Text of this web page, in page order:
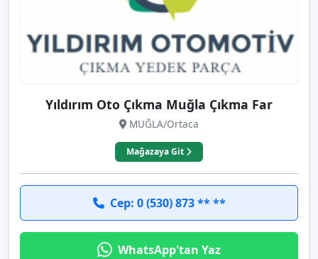
Yıldırım Oto Çıkma Muğla Çıkma Far
MUĞLA/Ortaca
Mağazaya Git
Cep: 0 (530) 873 ** **
WhatsApp'tan Yaz